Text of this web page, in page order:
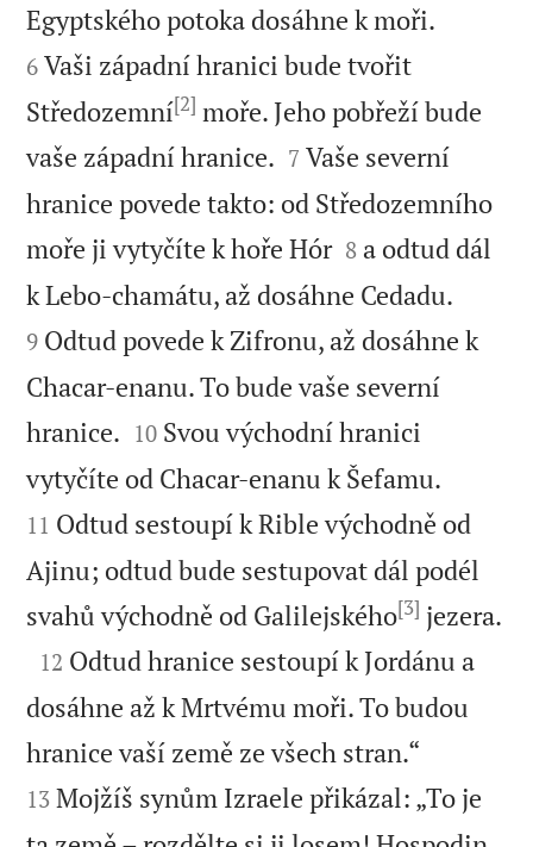
Egyptského potoka dosáhne k moři.
6 Vaši západní hranici bude tvořit
Středozemní[2] moře. Jeho pobřeží bude
vaše západní hranice. 

7 Vaše severní
hranice povede takto: od Středozemního
moře ji vytyčíte k hoře Hór
8 a odtud dál
k Lebo-chamátu, až dosáhne Cedadu.
9 Odtud povede k Zifronu, až dosáhne k
Chacar-enanu. To bude vaše severní
hranice. 

10 Svou východní hranici
vytyčíte od Chacar-enanu k Šefamu.
11 Odtud sestoupí k Rible východně od
Ajinu; odtud bude sestupovat dál podél
svahů východně od Galilejského[3] jezera.

12 Odtud hranice sestoupí k Jordánu a
dosáhne až k Mrtvému moři. To budou
hranice vaší země ze všech stran.“
13 Mojžíš synům Izraele přikázal: „To je